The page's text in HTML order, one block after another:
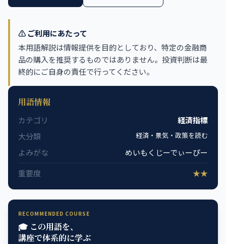
⚠️ ご利用にあたって
本用語解説は情報提供を目的としており、特定の金融商
品の購入を推奨するものではありません。投資判断は最
終的にご自身の責任で行ってください。
用語情報
カテゴリ
経済指標
大分類
経済・景気・政策を読む
よみがな
めいもくじーでぃーぴー
重要度
★★
RECOMMENDED COURSE
🎓 この用語を、
講座で体系的に学ぶ